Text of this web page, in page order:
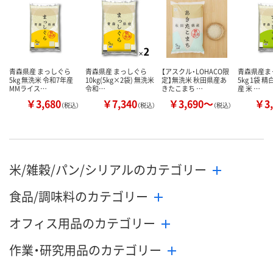
青森県産 まっしぐら
5kg 無洗米 令和7年産
MMライス…
￥3,680（税込）
青森県産 まっしぐら
10kg(5kg×2袋) 無洗米
令和…
￥7,340（税込）
【アスクル・LOHACO限
定】無洗米 秋田県産あ
きたこまち …
￥3,690～（税込）
青森県産
5kg 1袋 精
産 米 …
￥
米/雑穀/パン/シリアルのカテゴリー
食品/調味料のカテゴリー
オフィス用品のカテゴリー
作業・研究用品のカテゴリー